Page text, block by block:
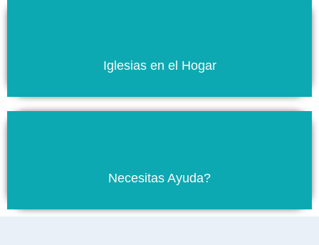
Iglesias en el Hogar
Necesitas Ayuda?